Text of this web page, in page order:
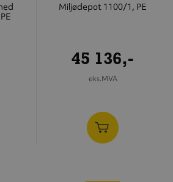
Miljødepot 1100/1, PE
45 136,-
eks.MVA